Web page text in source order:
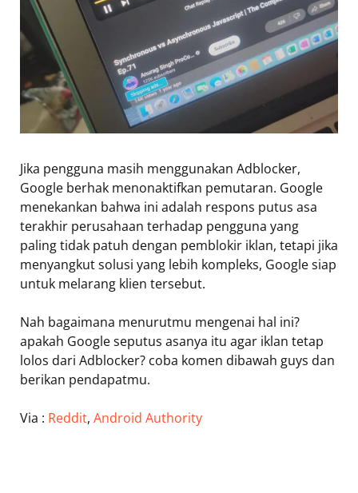
Jika pengguna masih menggunakan Adblocker,
Google berhak menonaktifkan pemutaran. Google
menekankan bahwa ini adalah respons putus asa
terakhir perusahaan terhadap pengguna yang
paling tidak patuh dengan pemblokir iklan, tetapi jika
menyangkut solusi yang lebih kompleks, Google siap
untuk melarang klien tersebut.
Nah bagaimana menurutmu mengenai hal ini?
apakah Google seputus asanya itu agar iklan tetap
lolos dari Adblocker? coba komen dibawah guys dan
berikan pendapatmu.
Via : Reddit, Android Authority